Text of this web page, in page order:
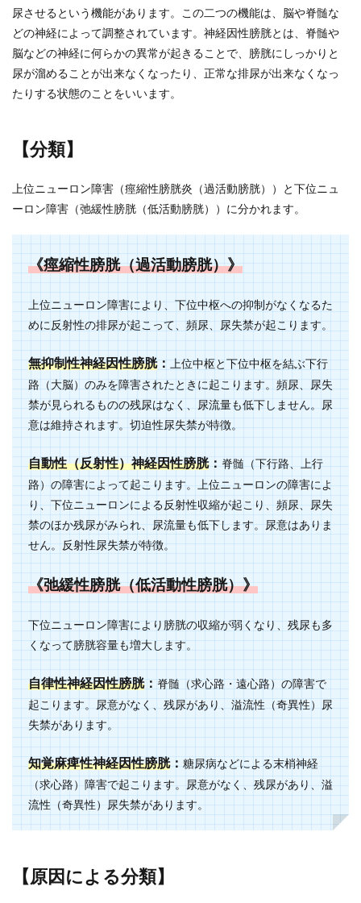
尿させるという機能があります。この二つの機能は、脳や脊髄な
どの神経によって調整されています。神経因性膀胱とは、脊髄や
脳などの神経に何らかの異常が起きることで、膀胱にしっかりと
尿が溜めることが出来なくなったり、正常な排尿が出来なくなっ
たりする状態のことをいいます。
【分類】
上位ニューロン障害（痙縮性膀胱炎（過活動膀胱））と下位ニュ
ーロン障害（弛緩性膀胱（低活動膀胱））に分かれます。
《痙縮性膀胱（過活動膀胱）》
上位ニューロン障害により、下位中枢への抑制がなくなるた
めに反射性の排尿が起こって、頻尿、尿失禁が起こります。
無抑制性神経因性膀胱：上位中枢と下位中枢を結ぶ下行
路（大脳）のみを障害されたときに起こります。頻尿、尿失
禁が見られるものの残尿はなく、尿流量も低下しません。尿
意は維持されます。切迫性尿失禁が特徴。
自動性（反射性）神経因性膀胱：脊髄（下行路、上行
路）の障害によって起こります。上位ニューロンの障害によ
り、下位ニューロンによる反射性収縮が起こり、頻尿、尿失
禁のほか残尿がみられ、尿流量も低下します。尿意はありま
せん。反射性尿失禁が特徴。
《弛緩性膀胱（低活動性膀胱）》
下位ニューロン障害により膀胱の収縮が弱くなり、残尿も多
くなって膀胱容量も増大します。
自律性神経因性膀胱：脊髄（求心路・遠心路）の障害で
起こります。尿意がなく、残尿があり、溢流性（奇異性）尿
失禁があります。
知覚麻痺性神経因性膀胱：糖尿病などによる末梢神経
（求心路）障害で起こります。尿意がなく、残尿があり、溢
流性（奇異性）尿失禁があります。
【原因による分類】